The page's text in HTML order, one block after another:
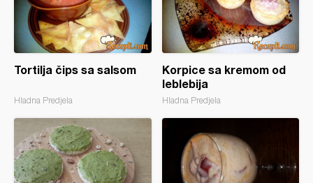
Tortilja čips sa salsom
Hladna Predjela
Korpice sa kremom od
leblebija
Hladna Predjela